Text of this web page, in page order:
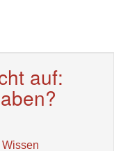
auf:
Wissen